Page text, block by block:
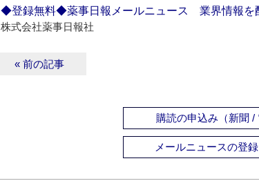
◆登録無料◆薬事日報メールニュース 業界情報を
株式会社薬事日報社
« 前の記事
購読の申込み（新聞 /
メールニュースの登録